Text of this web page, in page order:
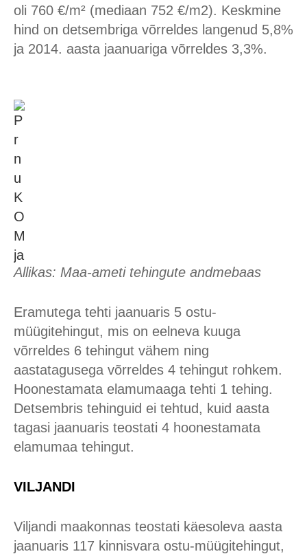
oli 760 €/m² (mediaan 752 €/m2). Keskmine
hind on detsembriga võrreldes langenud 5,8%
ja 2014. aasta jaanuariga võrreldes 3,3%.
Allikas: Maa-ameti tehingute andmebaas
Eramutega tehti jaanuaris 5 ostu-
müügitehingut, mis on eelneva kuuga
võrreldes 6 tehingut vähem ning
aastatagusega võrreldes 4 tehingut rohkem.
Hoonestamata elamumaaga tehti 1 tehing.
Detsembris tehinguid ei tehtud, kuid aasta
tagasi jaanuaris teostati 4 hoonestamata
elamumaa tehingut.
VILJANDI
Viljandi maakonnas teostati käesoleva aasta
jaanuaris 117 kinnisvara ostu-müügitehingut,